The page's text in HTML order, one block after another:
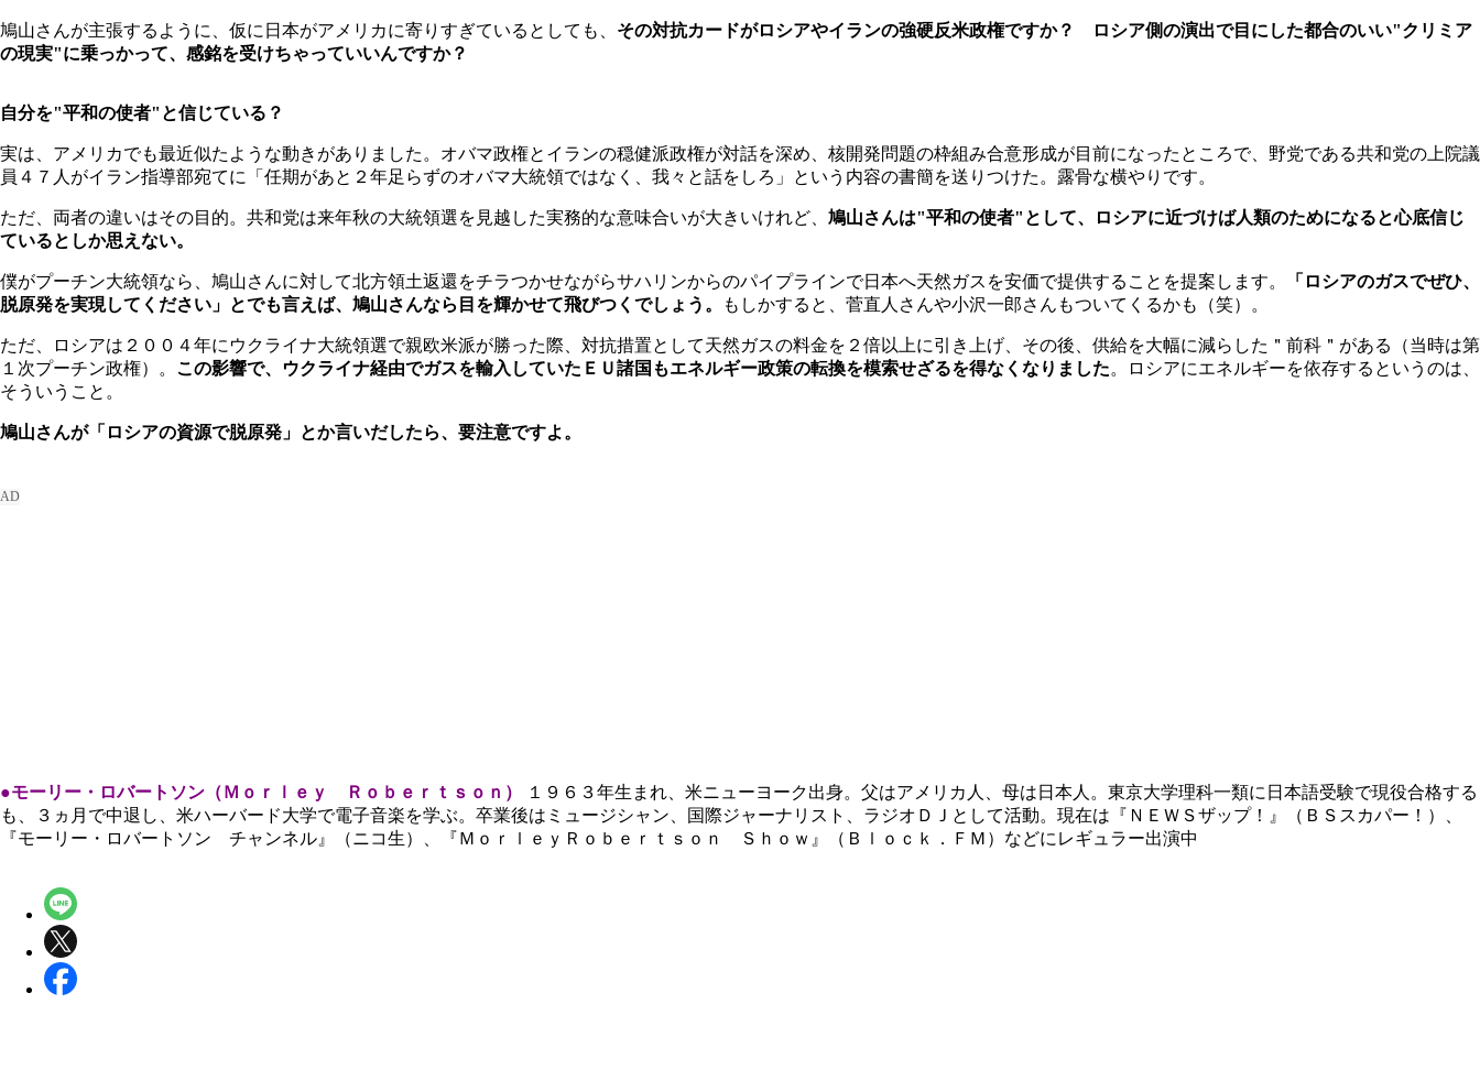
鳩山さんが主張するように、仮に日本がアメリカに寄りすぎているとしても、 その対抗カードがロシアやイランの強硬反米政権ですか？ ロシア側の演出で目にした都合のいい"クリミア
の現実"に乗っかって、感銘を受けちゃっていいんですか？
自分を"平和の使者"と信じている？
実は、アメリカでも最近似たような動きがありました。オバマ政権とイランの穏健派政権が対話を深め、核開発問題の枠組み合意形成が目前になったところで、野党である共和党の上院議
員４７人がイラン指導部宛てに「任期があと２年足らずのオバマ大統領ではなく、我々と話をしろ」という内容の書簡を送りつけた。露骨な横やりです。
ただ、両者の違いはその目的。共和党は来年秋の大統領選を見越した実務的な意味合いが大きいけれど、 鳩山さんは"平和の使者"として、ロシアに近づけば人類のためになると心底信じ
ているとしか思えない。
僕がプーチン大統領なら、鳩山さんに対して北方領土返還をチラつかせながらサハリンからのパイプラインで日本へ天然ガスを安価で提供することを提案します。
「ロシアのガスでぜひ、
脱原発を実現してください」とでも言えば、鳩山さんなら目を輝かせて飛びつくでしょう。
もしかすると、菅直人さんや小沢一郎さんもついてくるかも（笑）。
ただ、ロシアは２００４年にウクライナ大統領選で親欧米派が勝った際、対抗措置として天然ガスの料金を２倍以上に引き上げ、その後、供給を大幅に減らした＂前科＂がある（当時は第
１次プーチン政権）。 この影響で、ウクライナ経由でガスを輸入していたＥＵ諸国もエネルギー政策の転換を模索せざるを得なくなりました。ロシアにエネルギーを依存するというのは、
そういうこと。
鳩山さんが「ロシアの資源で脱原発」とか言いだしたら、要注意ですよ。
●モーリー・ロバートソン（Ｍｏｒｌｅｙ Ｒｏｂｅｒｔｓｏｎ）
１９６３年生まれ、米ニューヨーク出身。父はアメリカ人、母は日本人。東京大学理科一類に日本語受験で現役合格する
も、３ヵ月で中退し、米ハーバード大学で電子音楽を学ぶ。卒業後はミュージシャン、国際ジャーナリスト、ラジオＤＪとして活動。現在は『ＮＥＷＳザップ！』（ＢＳスカパー！）、
『モーリー・ロバートソン チャンネル』（ニコ生）、『ＭｏｒｌｅｙＲｏｂｅｒｔｓｏｎ Ｓｈｏｗ』（Ｂｌｏｃｋ．ＦＭ）などにレギュラー出演中